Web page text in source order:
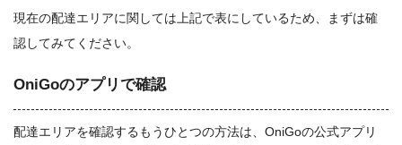
現在の配達エリアに関しては上記で表にしているため、まずは確
認してみてください。
OniGoのアプリで確認
配達エリアを確認するもうひとつの方法は、OniGoの公式アプリ